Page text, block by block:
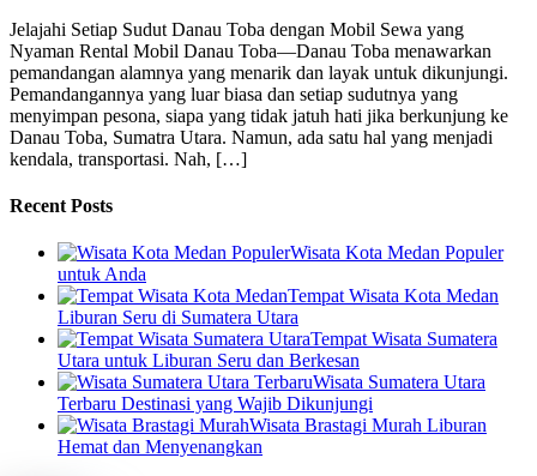
Jelajahi Setiap Sudut Danau Toba dengan Mobil Sewa yang
Nyaman Rental Mobil Danau Toba—Danau Toba menawarkan
pemandangan alamnya yang menarik dan layak untuk dikunjungi.
Pemandangannya yang luar biasa dan setiap sudutnya yang
menyimpan pesona, siapa yang tidak jatuh hati jika berkunjung ke
Danau Toba, Sumatra Utara. Namun, ada satu hal yang menjadi
kendala, transportasi. Nah, […]
Recent Posts
Wisata Kota Medan Populer
untuk Anda
Tempat Wisata Kota Medan
Liburan Seru di Sumatera Utara
Tempat Wisata Sumatera
Utara untuk Liburan Seru dan Berkesan
Wisata Sumatera Utara
Terbaru Destinasi yang Wajib Dikunjungi
Wisata Brastagi Murah Liburan
Hemat dan Menyenangkan